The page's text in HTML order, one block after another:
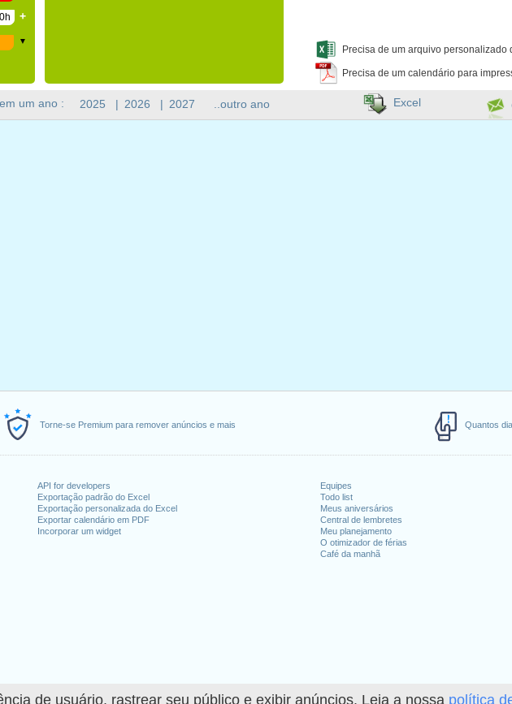
de usuário, rastrear seu público e exibir anúncios. Leia a nossa política
Torne-se Premium para remover anúncios e mais Quantos
API for developers
Exportação padrão do Excel
Exportação personalizada do Excel
Exportar calendário em PDF
Incorporar um widget
Equipes
Todo list
Meus aniversários
Central de lembretes
Meu planejamento
O otimizador de férias
Café da manhã
+
▼
Precisa de um arquivo personalizado
Precisa de um calendário para
um ano : 2025 | 2026 | 2027 ..outro ano Excel